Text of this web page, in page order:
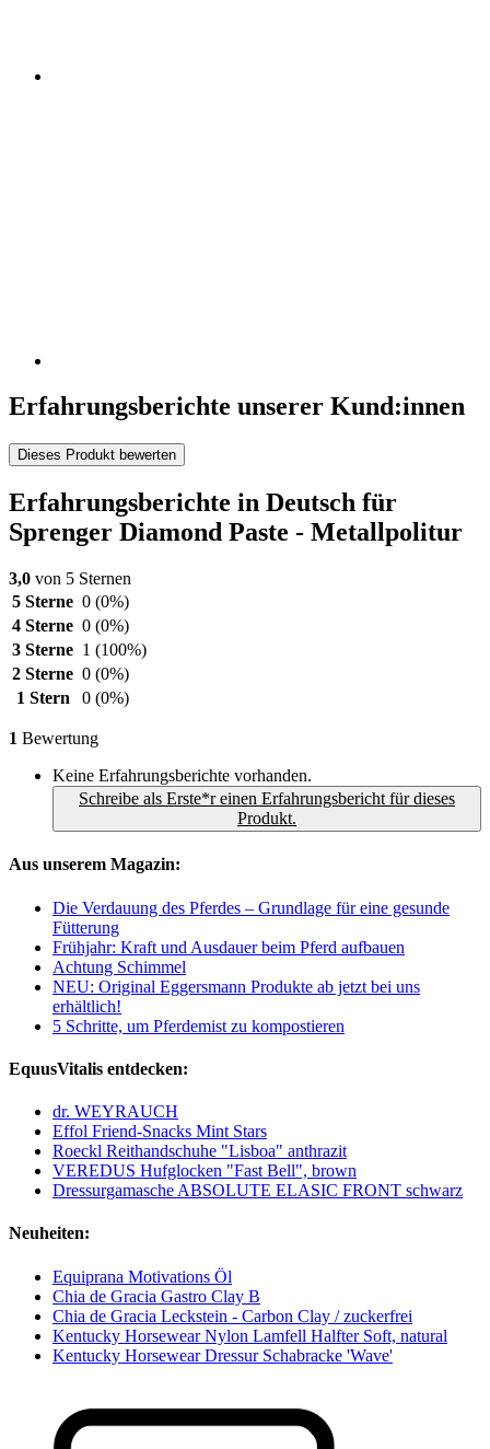
Erfahrungsberichte unserer Kund:innen
Dieses Produkt bewerten
Erfahrungsberichte in Deutsch für
Sprenger Diamond Paste - Metallpolitur
3,0 von 5 Sternen
5 Sterne 0 (0%)
4 Sterne 0 (0%)
3 Sterne 1 (100%)
2 Sterne 0 (0%)
1 Stern
0 (0%)
1 Bewertung
Keine Erfahrungsberichte vorhanden.
Schreibe als Erste*r einen Erfahrungsbericht für dieses
Produkt.
Aus unserem Magazin:
Die Verdauung des Pferdes – Grundlage für eine gesunde
Fütterung
Frühjahr: Kraft und Ausdauer beim Pferd aufbauen
Achtung Schimmel
NEU: Original Eggersmann Produkte ab jetzt bei uns
erhältlich!
5 Schritte, um Pferdemist zu kompostieren
EquusVitalis entdecken:
dr. WEYRAUCH
Effol Friend-Snacks Mint Stars
Roeckl Reithandschuhe "Lisboa" anthrazit
VEREDUS Hufglocken "Fast Bell", brown
Dressurgamasche ABSOLUTE ELASIC FRONT schwarz
Neuheiten:
Equiprana Motivations Öl
Chia de Gracia Gastro Clay B
Chia de Gracia Leckstein - Carbon Clay / zuckerfrei
Kentucky Horsewear Nylon Lamfell Halfter Soft, natural
Kentucky Horsewear Dressur Schabracke 'Wave'